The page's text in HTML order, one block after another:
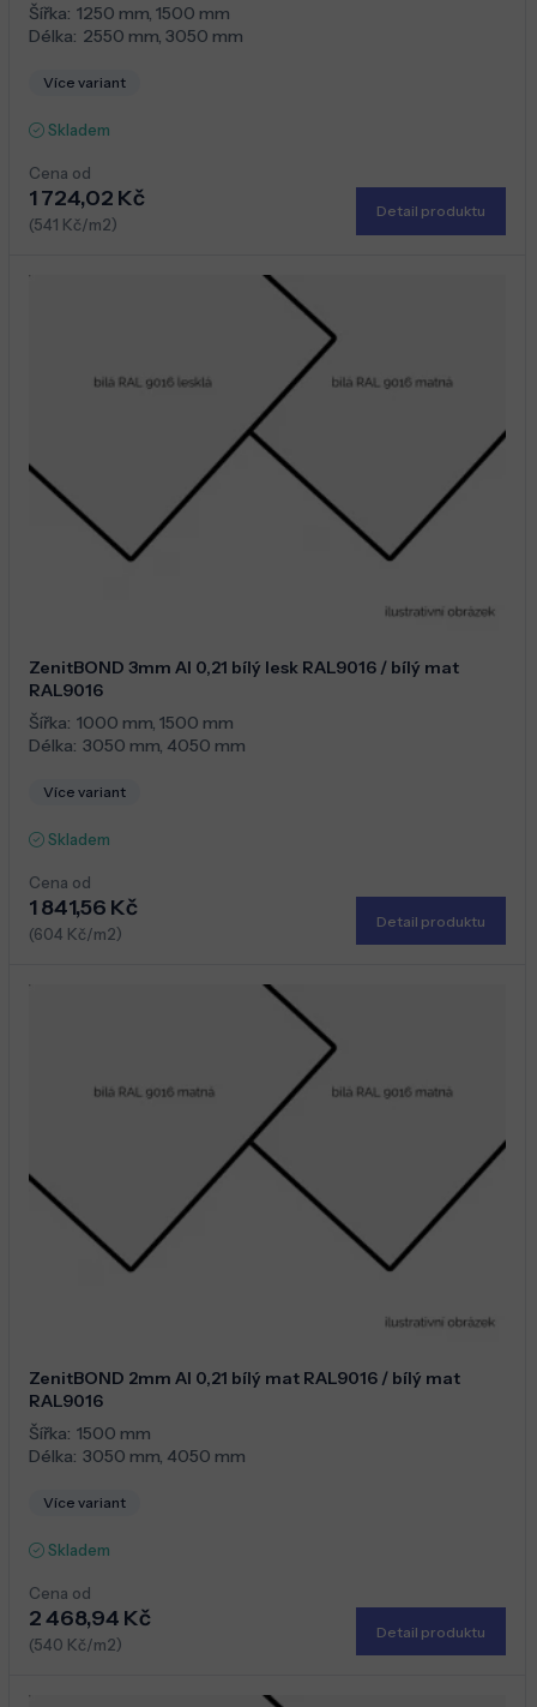
Šířka: 1250 mm, 1500 mm
Délka: 2550 mm, 3050 mm
Více variant
Skladem
Cena od
1 724,02 Kč
(541 Kč/m2)
Detail produktu
ZenitBOND 3mm Al 0,21 bílý lesk RAL9016 / bílý mat
RAL9016
Šířka: 1000 mm, 1500 mm
Délka: 3050 mm, 4050 mm
Více variant
Skladem
Cena od
1 841,56 Kč
(604 Kč/m2)
Detail produktu
ZenitBOND 2mm Al 0,21 bílý mat RAL9016 / bílý mat
RAL9016
Šířka: 1500 mm
Délka: 3050 mm, 4050 mm
Více variant
Skladem
Cena od
2 468,94 Kč
(540 Kč/m2)
Detail produktu